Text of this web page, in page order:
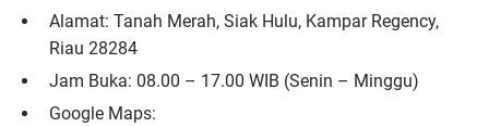
Alamat: Tanah Merah, Siak Hulu, Kampar Regency,
Riau 28284
Jam Buka: 08.00 – 17.00 WIB (Senin – Minggu)
Google Maps: